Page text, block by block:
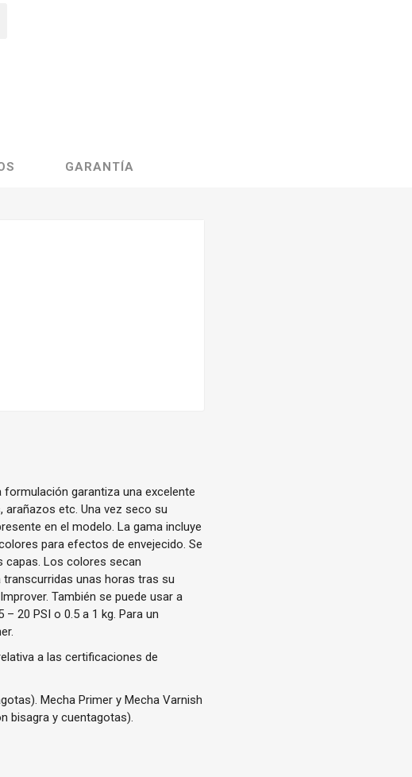
GARANTÍA
garantiza una excelente
etc. Una vez seco su
en el modelo. La gama incluye
para efectos de envejecido. Se
capas. Los colores secan
unas horas tras su
También se puede usar a
20 PSI o 0.5 a 1 kg. Para un
a las certificaciones de
Mecha Primer y Mecha Varnish
bisagra y cuentagotas).